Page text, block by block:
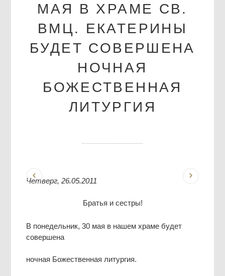
МАЯ В ХРАМЕ СВ.
ВМЦ. ЕКАТЕРИНЫ
БУДЕТ СОВЕРШЕНА
НОЧНАЯ
БОЖЕСТВЕННАЯ
ЛИТУРГИЯ
Четверг, 26.05.2011
Братья и сестры!
В понедельник, 30 мая в нашем храме будет
совершена
ночная Божественная литургия.